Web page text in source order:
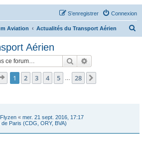
Connexion
S’enregistrer
Aviation Actualités du Transport Aérien
r
Aérien
Rechercher
Page 1sur28
1 2 3 4 5 28
Flyzen « mer. 21 sept. 2016, 17:17
Paris (CDG, ORY, BVA)